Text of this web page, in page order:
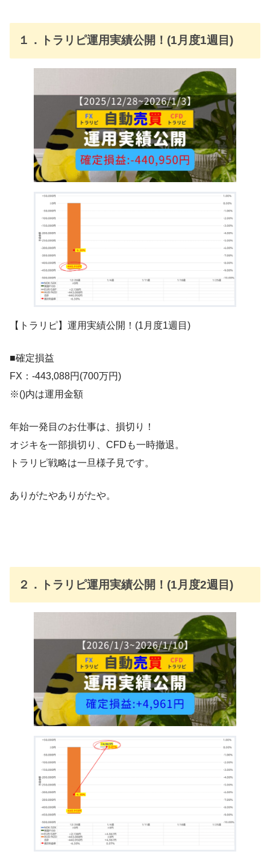
１．トラリピ運用実績公開！(1月度1週目)
【トラリピ】運用実績公開！(1月度1週目)
■確定損益
FX：-443,088円(700万円)
※()内は運用金額
年始一発目のお仕事は、損切り！
オジキを一部損切り、CFDも一時撤退。
トラリピ戦略は一旦様子見です。
ありがたやありがたや。
２．トラリピ運用実績公開！(1月度2週目)